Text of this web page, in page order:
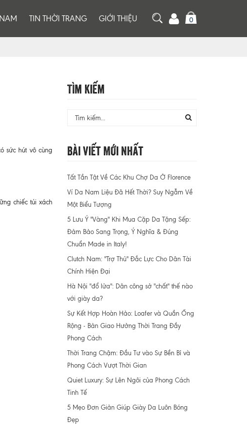
TIN THỜI TRANG GIỚI THIỆU 0
sức hút vô cùng
chiếc túi xách
Tìm Kiếm
Bài Viết Mới Nhất
Tất Tần Tật Về Các Khu Chợ Da Ở Florence
Ví Da Nam Liệu Đã Hết Thời? Suy Ngẫm Về
Một Biểu Tượng
5 Lưu Ý "Vàng" Khi Mua Cặp Da Tặng Sếp:
Đảm Bảo Sang Trọng, Ý Nghĩa & Đúng
Chuẩn Made in Italy!
Clutch Nam: "Trợ Thủ" Đắc Lực Cho Dân Tài
Chính Hiện Đại
Hà Nội "đổ lửa": Dân công sở "chất" thế nào
với giày da?
Sự Kết Hợp Hoàn Hảo: Loafer và Quần Ống
Rộng - Bản Giao Hưởng Thời Trang Đầy
Phong Cách
Thời Trang Chậm: Đầu Tư vào Sự Bền Bỉ và
Phong Cách Vượt Thời Gian
Quiet Luxury: Sự Lên Ngôi của Phong Cách
Tinh Tế
5 Mẹo Đơn Giản Giúp Giày Da Luôn Bóng
Đẹp